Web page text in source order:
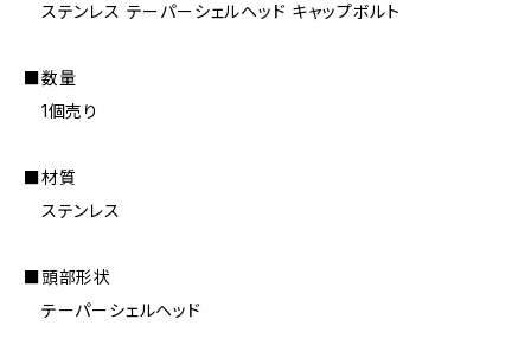
ステンレス テーパーシェルヘッド キャップボルト
■数量
1個売り
■材質
ステンレス
■頭部形状
テーパーシェルヘッド